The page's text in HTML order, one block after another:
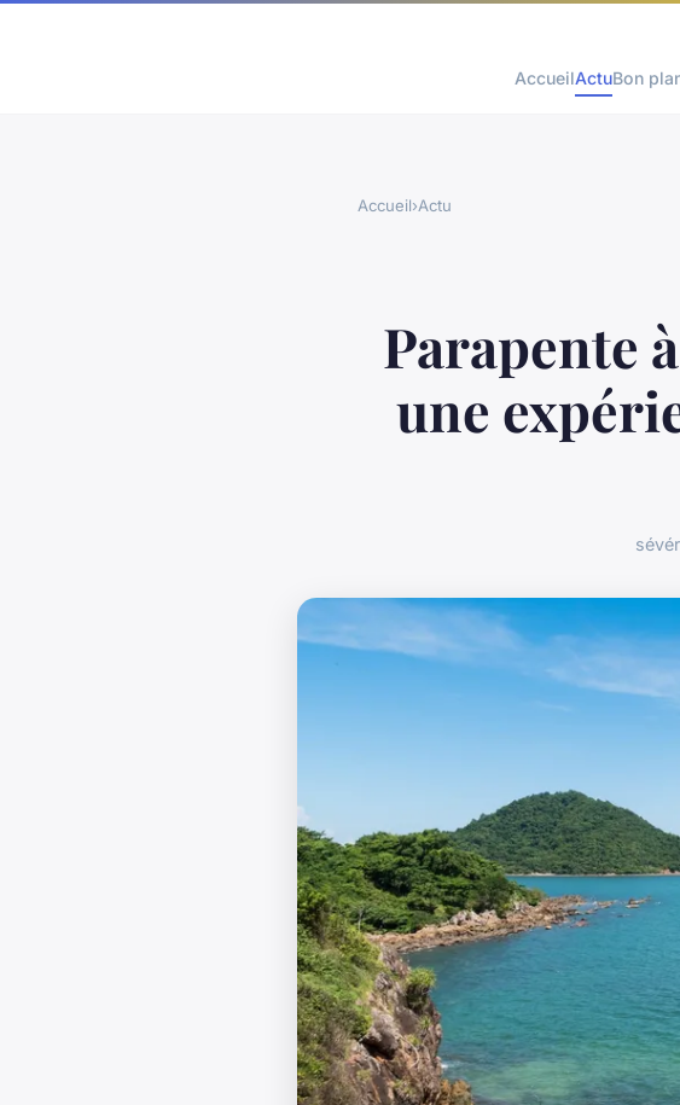
AccueilActuBon
Accueil›Actu
Parapente
une